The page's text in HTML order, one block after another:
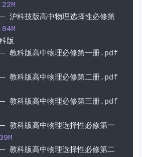
M
沪科技版高中物理选择性必修第
M
版
教科版高中物理必修第一册. pdf
教科版高中物理必修第二册. pdf
教科版高中物理必修第三册. pdf
教科版高中物理选择性必修第一
M
教科版高中物理选择性必修第二